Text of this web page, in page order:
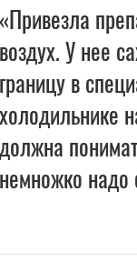
«Привезла
воздух. У нее
границу в
холодильнике
должна
немножко надо